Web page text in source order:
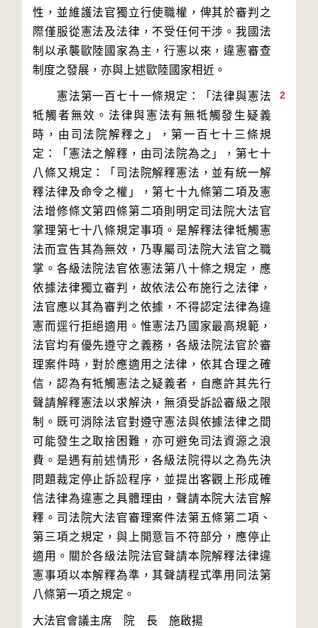
性，並維護法官獨立行使職權，俾其於審判之
際僅服從憲法及法律，不受任何干涉。我國法
制以承襲歐陸國家為主，行憲以來，違憲審查
2
憲法第一百七十一條規定：「法律與憲法
牴觸者無效。法律與憲法有無牴觸發生疑義
時，由司法院解釋之」，第一百七十三條規
定：「憲法之解釋，由司法院為之」，第七十
八條又規定：「司法院解釋憲法，並有統一解
釋法律及命令之權」，第七十九條第二項及憲
法增修條文第四條第二項則明定司法院大法官
掌理第七十八條規定事項。是解釋法律牴觸憲
法而宣告其為無效，乃專屬司法院大法官之職
掌。各級法院法官依憲法第八十條之規定，應
依據法律獨立審判，故依法公布施行之法律，
法官應以其為審判之依據，不得認定法律為違
憲而逕行拒絕適用。惟憲法乃國家最高規範，
法官均有優先遵守之義務，各級法院法官於審
理案件時，對於應適用之法律，依其合理之確
信，認為有牴觸憲法之疑義者，自應許其先行
聲請解釋憲法以求解決，無須受訴訟審級之限
制。既可消除法官對遵守憲法與依據法律之間
可能發生之取捨困難，亦可避免司法資源之浪
費。是遇有前述情形，各級法院得以之為先決
問題裁定停止訴訟程序，並提出客觀上形成確
信法律為違憲之具體理由，聲請本院大法官解
釋。司法院大法官審理案件法第五條第二項、
第三項之規定，與上開意旨不符部分，應停止
適用。關於各級法院法官聲請本院解釋法律違
憲事項以本解釋為準，其聲請程式準用同法第